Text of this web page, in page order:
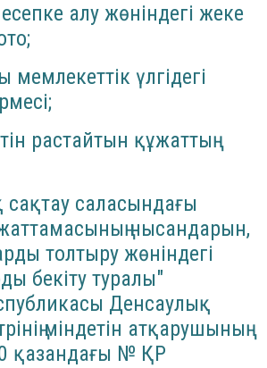
алу жөніндегі жеке
мемлекеттік үлгідегі
растайтын құжаттың
саласындағы
нысандарын,
толтыру жөніндегі
бекіту туралы"
Денсаулық
міндетін атқарушының
қазандағы № ҚР